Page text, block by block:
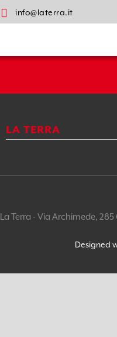
info@laterra.it
LA TERRA
La Terra - Via Archimede, 285
Designed